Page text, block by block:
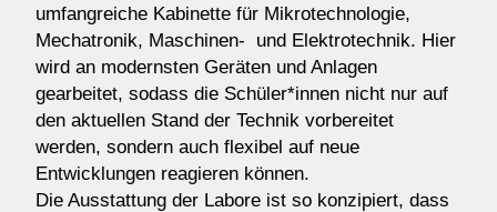
umfangreiche Kabinette für Mikrotechnologie,
Mechatronik, Maschinen- und Elektrotechnik. Hier
wird an modernsten Geräten und Anlagen
gearbeitet, sodass die Schüler*innen nicht nur auf
den aktuellen Stand der Technik vorbereitet
werden, sondern auch flexibel auf neue
Entwicklungen reagieren können.
Die Ausstattung der Labore ist so konzipiert, dass